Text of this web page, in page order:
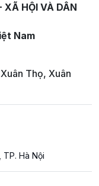
XÃ HỘI VÀ DÂN
Nam
Thọ, Xuân
Hà Nội